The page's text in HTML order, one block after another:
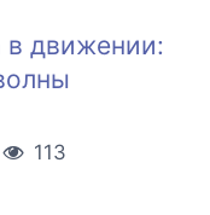
в движении:
113